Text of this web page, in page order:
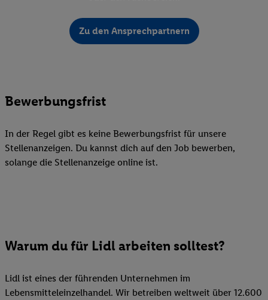
Zu den Ansprechpartnern
Bewerbungsfrist
In der Regel gibt es keine Bewerbungsfrist für unsere
Stellenanzeigen. Du kannst dich auf den Job bewerben,
solange die Stellenanzeige online ist.
Warum du für Lidl arbeiten solltest?
Lidl ist eines der führenden Unternehmen im
Lebensmitteleinzelhandel. Wir betreiben weltweit über 12.600